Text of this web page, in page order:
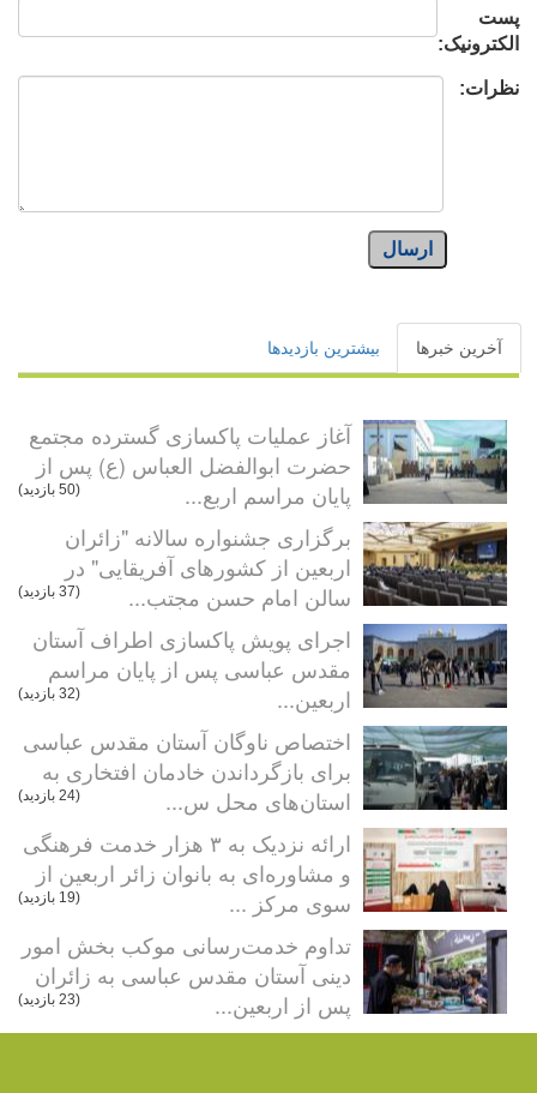
پست
الکترونیک:
نظرات:
ارسال
آخرین خبرها بیشترین بازدیدها
آغاز عملیات پاکسازی گسترده مجتمع
حضرت ابوالفضل العباس (ع) پس از
پایان مراسم اربع...
(50 بازدید)
برگزاری جشنواره سالانه "زائران
اربعین از کشورهای آفریقایی" در
سالن امام حسن مجتب...
(37 بازدید)
اجرای پویش پاکسازی اطراف آستان
مقدس عباسی پس از پایان مراسم
اربعین...
(32 بازدید)
اختصاص ناوگان آستان مقدس عباسی
برای بازگرداندن خادمان افتخاری به
استان‌های محل س...
(24 بازدید)
ارائه نزدیک به ۳ هزار خدمت فرهنگی
و مشاوره‌ای به بانوان زائر اربعین از
سوی مرکز ...
(19 بازدید)
تداوم خدمت‌رسانی موکب بخش امور
دینی آستان مقدس عباسی به زائران
پس از اربعین...
(23 بازدید)